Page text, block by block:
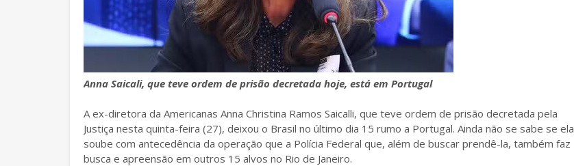
Anna Saicali, que teve ordem de prisão decretada hoje, está em Portugal
A ex-diretora da Americanas Anna Christina Ramos Saicalli, que teve ordem de prisão decretada pela
Justiça nesta quinta-feira (27), deixou o Brasil no último dia 15 rumo a Portugal. Ainda não se sabe se ela
soube com antecedência da operação que a Polícia Federal que, além de buscar prendê-la, também faz
busca e apreensão em outros 15 alvos no Rio de Janeiro.